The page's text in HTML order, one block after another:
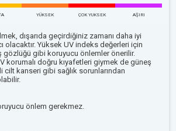
YÜKSEK ÇOK YUKSEK AŞIRI
dışarıda geçirdiğiniz zamanı daha iyi
olacaktır. Yüksek UV indeks değerleri için
gözlüğü gibi koruyucu önlemler önerilir.
korumalı doğru kıyafetleri giymek de güneş
cilt kanseri gibi sağlık sorunlarından
önlem gerekmez.